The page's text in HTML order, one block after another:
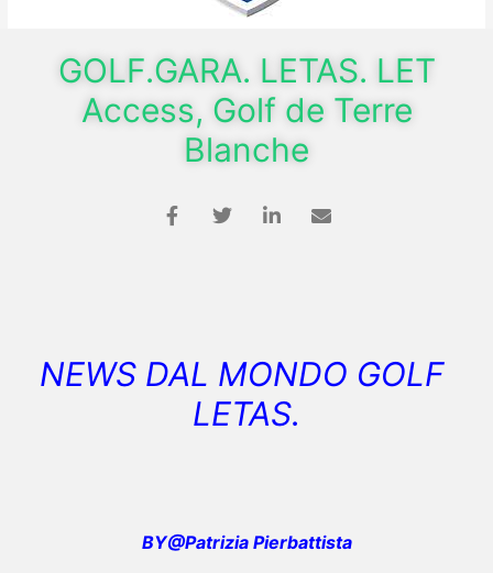
GOLF.GARA. LETAS. LET
Access, Golf de Terre
Blanche
NEWS DAL MONDO GOLF
LETAS.
BY@Patrizia Pierbattista